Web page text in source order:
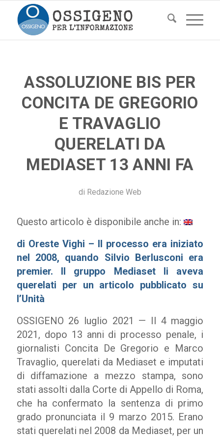
ASSOLUZIONE BIS PER
CONCITA DE GREGORIO
E TRAVAGLIO
QUERELATI DA
MEDIASET 13 ANNI FA
di Redazione Web
Questo articolo è disponibile anche in:
di Oreste Vighi – Il processo era iniziato
nel 2008, quando Silvio Berlusconi era
premier. Il gruppo Mediaset li aveva
querelati per un articolo pubblicato su
l’Unità
OSSIGENO 26 luglio 2021 — Il 4 maggio
2021, dopo 13 anni di processo penale, i
giornalisti Concita De Gregorio e Marco
Travaglio, querelati da Mediaset e imputati
di diffamazione a mezzo stampa, sono
stati assolti dalla Corte di Appello di Roma,
che ha confermato la sentenza di primo
grado pronunciata il 9 marzo 2015. Erano
stati querelati nel 2008 da Mediaset, per un